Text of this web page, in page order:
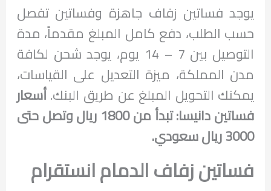
يوجد فساتين زفاف جاهزة وفساتين تفصل
حسب الطلب، دفع كامل المبلغ مقدماً، مدة
التوصيل بين 7 – 14 يوم، يوجد شحن لكافة
مدن المملكة، ميزة التعديل على القياسات،
يمكنك التحويل المبلغ عن طريق البنك.أسعار
فساتين دانيسا: تبدأ من 1800 ريال وتصل حتى
3000 ريال سعودي.
فساتين زفاف الدمام انستقرام